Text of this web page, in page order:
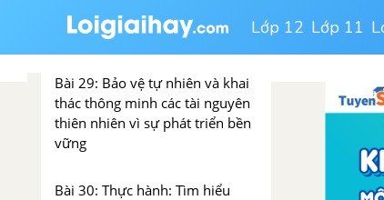
Lớp 12 Lớp 11
Bài 28: Mối quan hệ giữa con
người và thiên nhiên
Bài 29: Bảo vệ tự nhiên và khai
thác thông minh các tài nguyên
thiên nhiên vì sự phát triển bền
vững
Bài 30: Thực hành: Tìm hiểu